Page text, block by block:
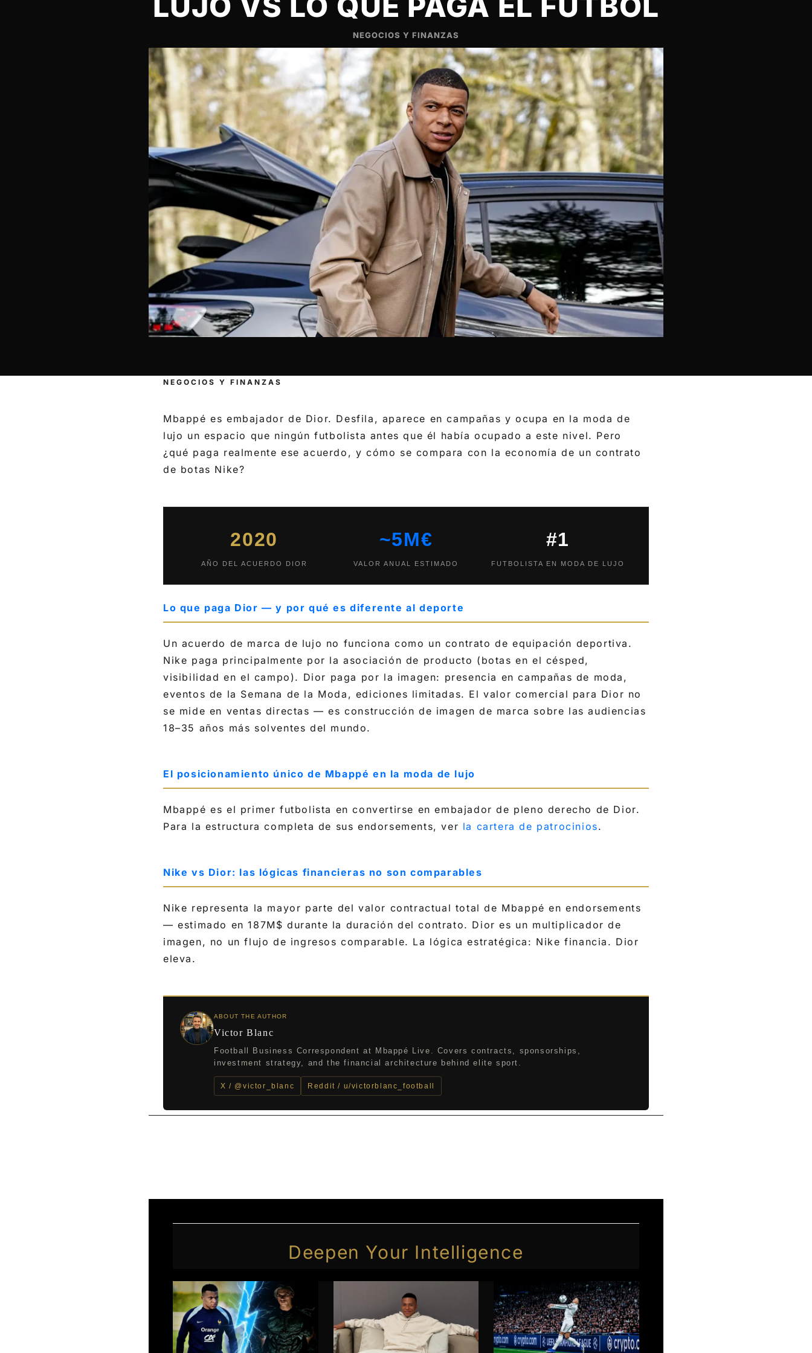
NEGOCIOS Y FINANZAS
NEGOCIOS Y FINANZAS
Mbappé es embajador de Dior. Desfila, aparece en campañas y ocupa en la moda de
lujo un espacio que ningún futbolista antes que él había ocupado a este nivel. Pero
¿qué paga realmente ese acuerdo, y cómo se compara con la economía de un contrato
de botas Nike?
2020
AÑO DEL ACUERDO DIOR
~5M€
VALOR ANUAL ESTIMADO
#1
FUTBOLISTA EN MODA DE LUJO
Lo que paga Dior — y por qué es diferente al deporte
Un acuerdo de marca de lujo no funciona como un contrato de equipación deportiva.
Nike paga principalmente por la asociación de producto (botas en el césped,
visibilidad en el campo). Dior paga por la imagen: presencia en campañas de moda,
eventos de la Semana de la Moda, ediciones limitadas. El valor comercial para Dior no
se mide en ventas directas — es construcción de imagen de marca sobre las audiencias
18–35 años más solventes del mundo.
El posicionamiento único de Mbappé en la moda de lujo
Mbappé es el primer futbolista en convertirse en embajador de pleno derecho de Dior.
Para la estructura completa de sus endorsements, ver la cartera de patrocinios.
Nike vs Dior: las lógicas financieras no son comparables
Nike representa la mayor parte del valor contractual total de Mbappé en endorsements
— estimado en 187M$ durante la duración del contrato. Dior es un multiplicador de
imagen, no un flujo de ingresos comparable. La lógica estratégica: Nike financia. Dior
eleva.
ABOUT THE AUTHOR
Victor Blanc
Football Business Correspondent at Mbappé Live. Covers contracts, sponsorships,
investment strategy, and the financial architecture behind elite sport.
X / @victor_blanc Reddit / u/victorblanc_football
Deepen Your Intelligence